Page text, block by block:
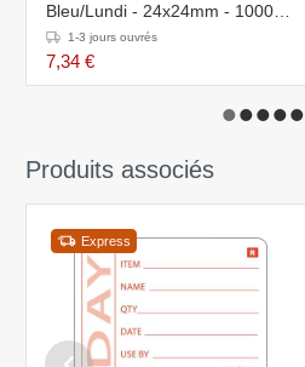
Bleu/Lundi - 24x24mm - 1000
Pièces1-3 jours ouvrés
7,34 €
Produits associés
Express